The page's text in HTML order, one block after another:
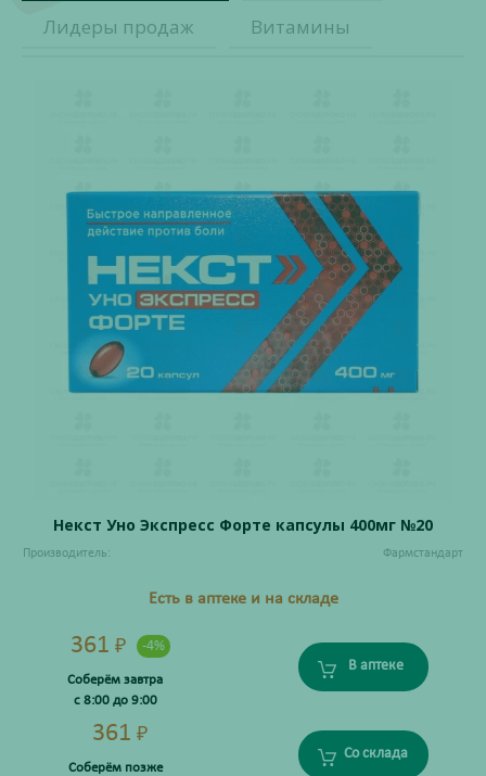
Лидеры продаж
Витамины
Некст Уно Экспресс Форте капсулы 400мг №20
Производитель: Фармстандарт
Есть в аптеке и на складе
361 ₽ -4%
Соберём завтра
с 8:00 до 9:00
В аптеке
361 ₽
Соберём позже
Со склада